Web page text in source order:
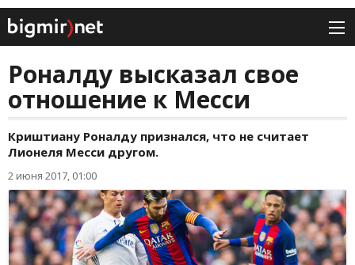
Роналду высказал свое
отношение к Месси
Криштиану Роналду признался, что не считает
Лионеля Месси другом.
2 июня 2017, 01:00